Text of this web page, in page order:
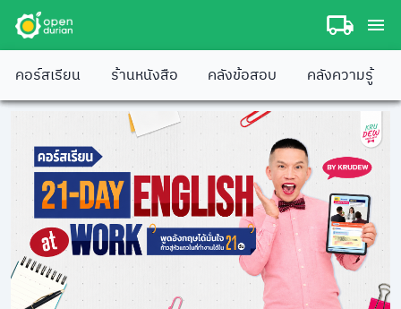
คอร์สเรียน ร้านหนังสือ คลังข้อสอบ คลังความรู้